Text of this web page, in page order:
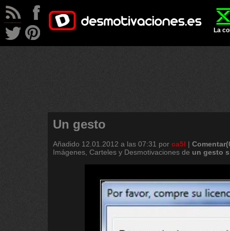
La
Un gesto
Añadido 12.01.2012 a las 07:31 por ca5l |
Imágenes, Carteles y Desmotivaciones de un gesto